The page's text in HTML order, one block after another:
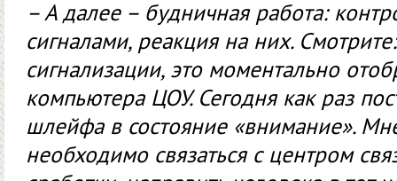
– А далее – будничная работа:
сигналами, реакция на них.
сигнализации, это моментально
компьютера ЦОУ. Сегодня как раз
шлейфа в состоя­ние «внимание».
необходимо связаться с центром